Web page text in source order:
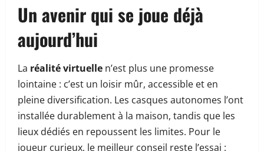
Un avenir qui se joue déjà
aujourd’hui
La réalité virtuelle n’est plus une promesse
lointaine : c’est un loisir mûr, accessible et en
pleine diversification. Les casques autonomes l’ont
installée durablement à la maison, tandis que les
lieux dédiés en repoussent les limites. Pour le
joueur curieux, le meilleur conseil reste l’essai :